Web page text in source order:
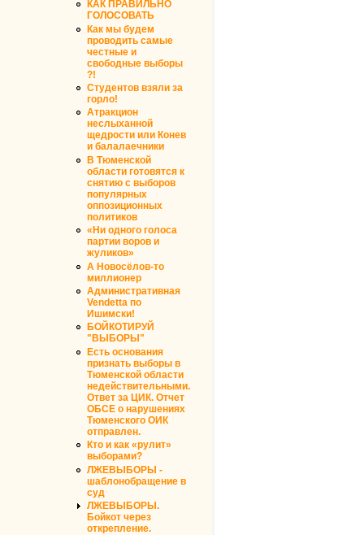
КАК ПРАВИЛЬНО
ГОЛОСОВАТЬ
Как мы будем
проводить самые
честные и
свободные выборы
?!
Студентов взяли за
горло!
Атракцион
неслыханной
щедрости или Конев
и балалаечники
В Тюменской
области готовятся к
снятию с выборов
популярных
оппозиционных
политиков
«Ни одного голоса
партии воров и
жуликов»
А Новосёлов-то
миллионер
Административная
Vendetta по
Ишимски!
БОЙКОТИРУЙ
"ВЫБОРЫ"
Есть основания
признать выборы в
Тюменской области
недействительными.
Ответ за ЦИК. Отчет
ОБСЕ о нарушениях
Тюменского ОИК
отправлен.
Кто и как «рулит»
выборами?
ЛЖЕВЫБОРЫ -
шаблонобращение в
суд
ЛЖЕВЫБОРЫ.
Бойкот через
открепление.